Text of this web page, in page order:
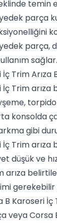
temin
parça
parça,
sağlar.
Trim Arıza
Trim arıza
konsolda
gibi
İç Trim
düşük ve
arıza
B Karoseri İç
veya Corsa